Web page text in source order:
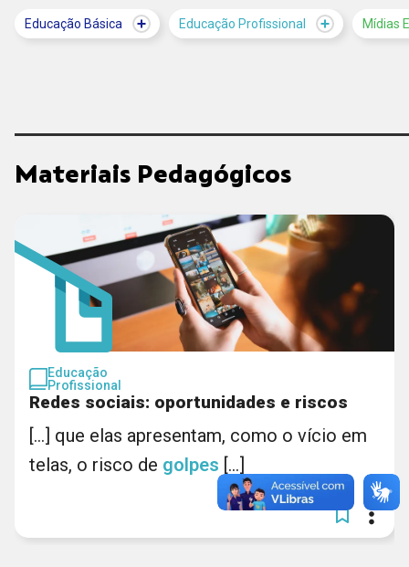
Educação Básica Educação Profissional Mídias
Materiais Pedagógicos
Educação
Profissional
Redes sociais: oportunidades e riscos
[...] que elas apresentam, como o vício em
telas, o risco de golpes [...]